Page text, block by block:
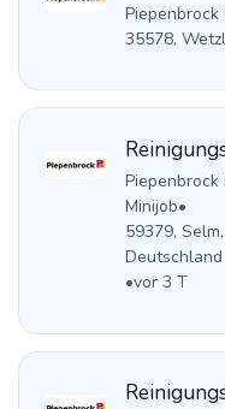
Piepenbrock
35578,
Piepenbrock
Minijob•
59379,
Deutschland
•vor 3 T